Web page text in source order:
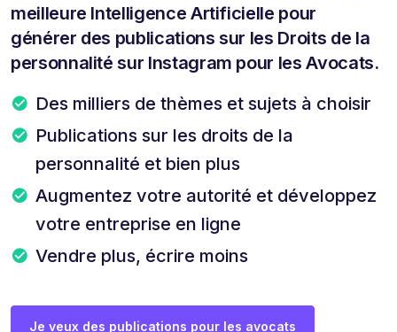
meilleure Intelligence Artificielle pour
générer des publications sur les Droits de la
personnalité sur Instagram pour les Avocats.
Des milliers de thèmes et sujets à choisir
Publications sur les droits de la
personnalité et bien plus
Augmentez votre autorité et développez
votre entreprise en ligne
Vendre plus, écrire moins
Je veux des publications pour les avocats